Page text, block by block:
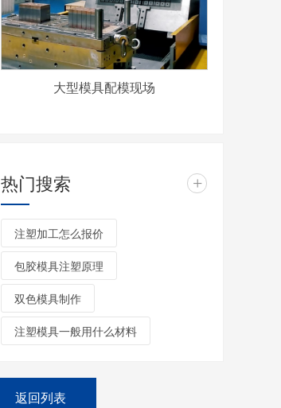
大型模具配模现场
热门搜索 +
注塑加工怎么报价
包胶模具注塑原理
双色模具制作
注塑模具一般用什么材料
返回列表